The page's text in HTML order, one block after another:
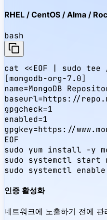
RHEL / CentOS / Alma /
bash
cat <<EOF | sudo tee
[mongodb-org-7.0]
name=MongoDB
baseurl=https://
gpgcheck=1
enabled=1
gpgkey=https://
EOF
sudo yum install -y
sudo systemctl start
sudo systemctl enable
인증 활성화
네트워크에 노출하기 전에